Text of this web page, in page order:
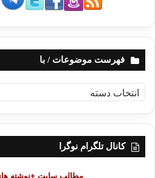
فهرست موضوعات / با
ه
ر
کانال تلگرام نوگرا
مطالب سایت +نوشته